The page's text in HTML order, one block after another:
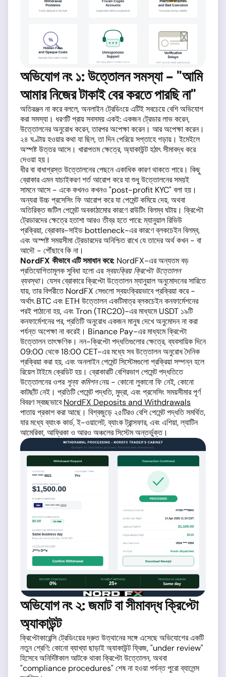
অভিযোগ নং ১: উত্তোলন সমস্যা - "আমি
আমার নিজের টাকাই বের করতে পারছি না"
অতিরঞ্জন না করে বললে, অনলাইন ট্রেডিংয়ে এটিই সবচেয়ে বেশি অভিযোগ
করা সমস্যা। ধরণটি প্রায় সবসময় একই: একজন ট্রেডার লাভ করেন,
উত্তোলনের অনুরোধ করেন, তারপর অপেক্ষা করেন। আর অপেক্ষা করেন।
২৪ ঘণ্টায় হওয়ার কথা যা ছিল, তা দিন পেরিয়ে সপ্তাহে গড়ায়। ইমেইলে
অস্পষ্ট উত্তর আসে। খারাপতম ক্ষেত্রে, অ্যাকাউন্ট হঠাৎ সীমাবদ্ধ করে
দেওয়া হয়।
ধীর বা বাধাগ্রস্ত উত্তোলনের পেছনে একাধিক কারণ থাকতে পারে। কিছু
ব্রোকার এমন যাচাইকরণ শর্ত আরোপ করে যা শুধু উত্তোলনের সময়ই
সামনে আসে - একে কখনও কখনও "post-profit KYC" বলা হয়।
অন্যরা উচ্চ প্রসেসিং ফি আরোপ করে যা পেমেন্ট কমিয়ে দেয়, অথবা
অতিরিক্ত জটিল পেমেন্ট অবকাঠামোর কারণে রাউটিং বিলম্ব ঘটায়। ক্রিপ্টো
ট্রেডারদের ক্ষেত্রে হতাশা আরও তীব্র হতে পারে: ম্যানুয়াল রিভিউ
প্রক্রিয়া, ব্রোকার-সাইড bottleneck-এর কারণে ব্লকচেইন বিলম্ব,
এবং অস্পষ্ট সময়সীমা ট্রেডারদের অনিশ্চিত রাখে যে তাদের অর্থ কখন - বা
আদৌ - পৌঁছাবে কি না।
NordFX কীভাবে এটি সমাধান করে: NordFX-এর অন্যতম বড়
প্রতিযোগিতামূলক সুবিধা হলো এরস্বয়ংক্রিয় ক্রিপ্টো উত্তোলন
ব্যবস্থা। যেসব ব্রোকারে ক্রিপ্টো উত্তোলন ম্যানুয়াল অনুমোদনের সারিতে
যায়, তার বিপরীতে NordFX সেগুলো স্বয়ংক্রিয়ভাবে প্রক্রিয়া করে -
অর্থাৎ BTC এবং ETH উত্তোলন একটিমাত্র ব্লকচেইন কনফার্মেশনের
পরই পাঠানো হয়, এবং Tron (TRC20)-এর মাধ্যমে USDT ১৯টি
কনফার্মেশনের পর, প্রতিটি অনুরোধ একজন মানুষ দেখে অনুমোদন না করা
পর্যন্ত অপেক্ষা না করেই। Binance Pay-এর মাধ্যমে ক্রিপ্টো
উত্তোলন তাৎক্ষণিক। নন-ক্রিপ্টো পদ্ধতিগুলোর ক্ষেত্রে, ব্যবসায়িক দিনে
09:00 থেকে 18:00 CET-এর মধ্যে সব উত্তোলন অনুরোধ দৈনিক
প্রক্রিয়া করা হয়, এবং অনলাইন পেমেন্ট সিস্টেমগুলো প্রক্রিয়া সম্পন্ন হলে
রিয়েল টাইমে ক্রেডিট হয়। ব্রোকারটি বেশিরভাগ পেমেন্ট পদ্ধতিতে
উত্তোলনের ওপর শূন্য কমিশননেয় - কোনো লুকানো ফি নেই, কোনো
কাটছাঁট নেই। প্রতিটি পেমেন্ট পদ্ধতি, মুদ্রা, এবং প্রসেসিং সময়সীমার পূর্ণ
বিবরণ স্বচ্ছভাবেNordFX Deposits and Withdrawals
পাতায় প্রকাশ করা আছে। বিশ্বজুড়ে ২৫টিরও বেশি পেমেন্ট পদ্ধতি সমর্থিত,
যার মধ্যে ব্যাংক কার্ড, ই-ওয়ালেট, ব্যাংক ট্রান্সফার, এবং এশিয়া, ল্যাটিন
আমেরিকা, আফ্রিকা ও আরও অঞ্চলের সিস্টেম অন্তর্ভুক্ত।
অভিযোগ নং ২: জমাট বা সীমাবদ্ধ ক্রিপ্টো
অ্যাকাউন্ট
ক্রিপ্টোকারেন্সি ট্রেডিংয়ের দ্রুত উত্থানের সঙ্গে এসেছে অভিযোগের একটি
নতুন শ্রেণি: কোনো ব্যাখ্যা ছাড়াই অ্যাকাউন্ট ফ্রিজ, "under review"
হিসেবে অনির্দিষ্টকাল আটকে থাকা ক্রিপ্টো উত্তোলন, অথবা
"compliance procedures" শেষ না হওয়া পর্যন্ত পুরো ব্যালেন্স